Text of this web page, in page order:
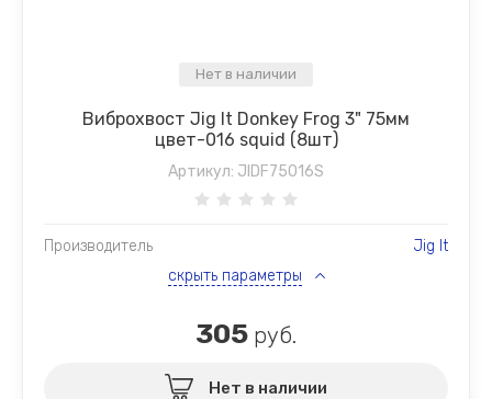
Нет в наличии
Виброхвост Jig It Donkey Frog 3" 75мм
цвет-016 squid (8шт)
Артикул: JIDF75016S
Производитель
Jig It
скрыть параметры
305 руб.
Нет в наличии